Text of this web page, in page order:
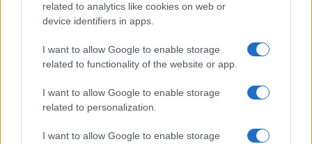
related to analytics like cookies on web or
device identifiers in apps.
I want to allow Google to enable storage
related to functionality of the website or app.
I want to allow Google to enable storage
related to personalization.
I want to allow Google to enable storage
ECONOMIE